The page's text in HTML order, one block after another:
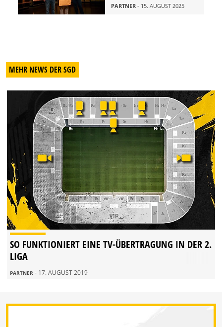
PARTNER - 15. AUGUST 2025
MEHR NEWS DER SGD
SO FUNKTIONIERT EINE TV-ÜBERTRAGUNG IN DER 2.
LIGA
PARTNER - 17. AUGUST 2019